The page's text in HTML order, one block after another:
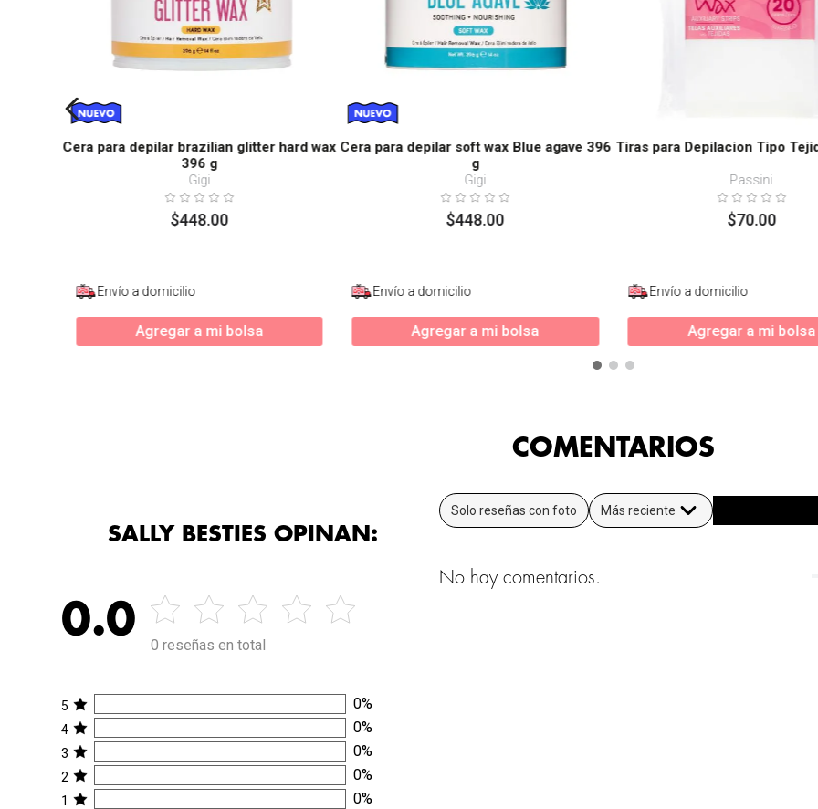
Cera para depilar brazilian glitter hard wax
396 g
Gigi
$448.00
Envío a domicilio
Agregar a mi bolsa
Cera para depilar soft wax Blue agave 396
g
Gigi
$448.00
Envío a domicilio
Agregar a mi bolsa
Tiras para Depilacion Tipo
Passini
$70.00
Envío a domicilio
Agregar a mi bolsa
COMENTARIOS
SALLY BESTIES OPINAN:
0.0
0 reseñas en total
5 0%
4 0%
3 0%
2 0%
1 0%
Solo reseñas con foto Más reciente
No hay comentarios.